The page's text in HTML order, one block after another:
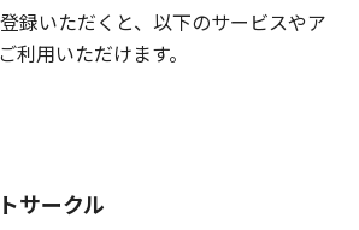
登録いただくと、以下のサービスやア
利用いただけます。
サークル